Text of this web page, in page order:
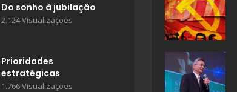
Do sonho à jubilação
2.124 Visualizações
Prioridades
estratégicas
1.766 Visualizações